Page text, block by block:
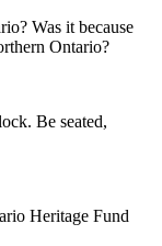
Was it because
Ontario?
Be seated,
Heritage Fund